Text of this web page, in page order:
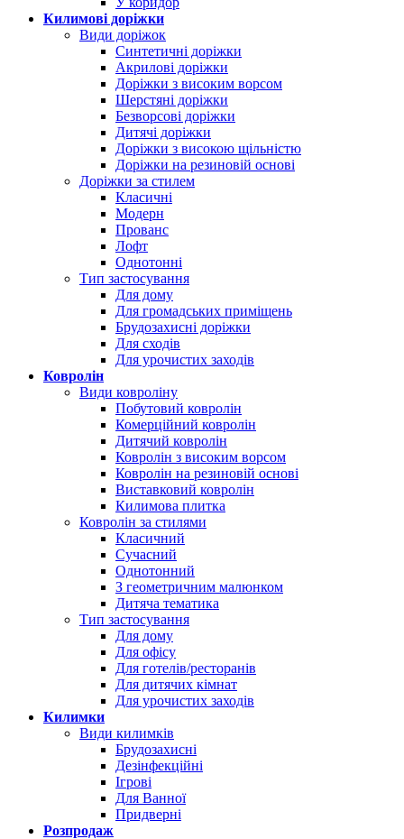
Килимові доріжки
Види доріжок
Синтетичні доріжки
Акрилові доріжки
Доріжки з високим ворсом
Шерстяні доріжки
Безворсові доріжки
Дитячі доріжки
Доріжки з високою щільністю
Доріжки на резиновій основі
Доріжки за стилем
Класичні
Модерн
Прованс
Лофт
Однотонні
Тип застосування
Для дому
Для громадських приміщень
Брудозахисні доріжки
Для сходів
Для урочистих заходів
Ковролін
Види ковроліну
Побутовий ковролін
Комерційний ковролін
Дитячий ковролін
Ковролін з високим ворсом
Ковролін на резиновій основі
Виставковий ковролін
Килимова плитка
Ковролін за стилями
Класичний
Сучасний
Однотонний
З геометричним малюнком
Дитяча тематика
Тип застосування
Для дому
Для офісу
Для готелів/ресторанів
Для дитячих кімнат
Для урочистих заходів
Килимки
Види килимків
Брудозахисні
Дезінфекційні
Ігрові
Для Ванної
Придверні
Розпродаж